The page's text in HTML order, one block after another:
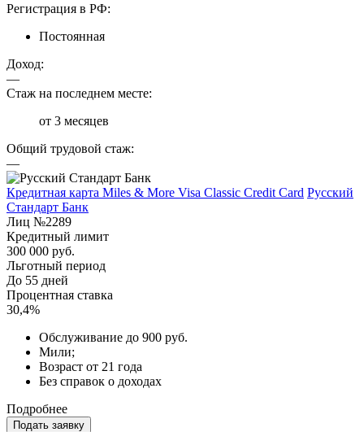
Регистрация в РФ:
Постоянная
Доход:
—
Стаж на последнем месте:
от 3 месяцев
Общий трудовой стаж:
—
Кредитная карта Miles & More Visa Classic Credit Card Русский
Стандарт Банк
Лиц №2289
Кредитный лимит
300 000 руб.
Льготный период
До 55 дней
Процентная ставка
30,4%
Обслуживание до 900 руб.
Мили;
Возраст от 21 года
Без справок о доходах
Подробнее
Подать заявку